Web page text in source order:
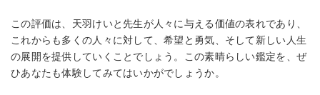
この評価は、天羽けいと先生が人々に与える価値の表れであり、
これからも多くの人々に対して、希望と勇気、そして新しい人生
の展開を提供していくことでしょう。この素晴らしい鑑定を、ぜ
ひあなたも体験してみてはいかがでしょうか。